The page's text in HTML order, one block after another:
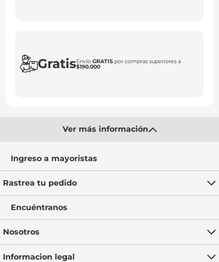
GratisEnvíoGRATIS por compras superiores a
$190.000
Ver más información
Ingreso a mayoristas
Rastrea tu pedido
Encuéntranos
Nosotros
Informacion legal